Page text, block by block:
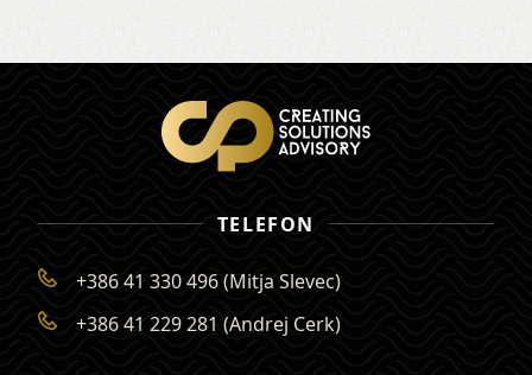
TELEFON
+386 41 330 496 (Mitja Slevec)
+386 41 229 281 (Andrej Cerk)